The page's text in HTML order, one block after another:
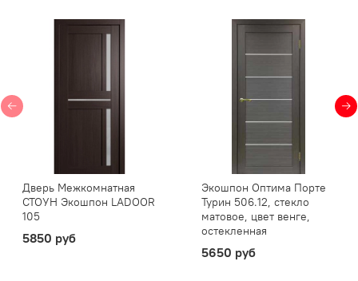
Дверь Межкомнатная
СТОУН Экошпон LADOOR
105
5850 руб
Экошпон Оптима Порте
Турин 506.12, стекло
матовое, цвет венге,
остекленная
5650 руб